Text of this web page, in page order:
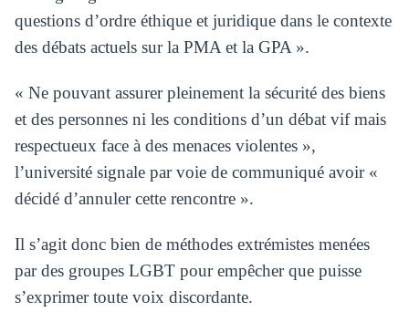
questions d’ordre éthique et juridique dans le contexte
des débats actuels sur la PMA et la GPA ».
« Ne pouvant assurer pleinement la sécurité des biens
et des personnes ni les conditions d’un débat vif mais
respectueux face à des menaces violentes »,
l’université signale par voie de communiqué avoir «
décidé d’annuler cette rencontre ».
Il s’agit donc bien de méthodes extrémistes menées
par des groupes LGBT pour empêcher que puisse
s’exprimer toute voix discordante.